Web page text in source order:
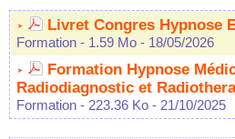
Livret Congres Hypnose
Formation - 1.59 Mo - 18/05/2026
Formation Hypnose
Radiodiagnostic et
Formation - 223.36 Ko - 21/10/2025